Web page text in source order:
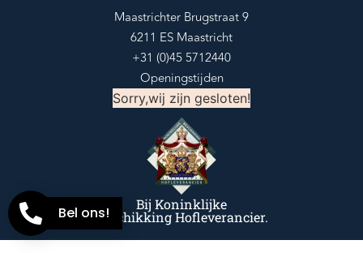
Maastrichter Brugstraat 9
6211 ES Maastricht
+31 (0)45 5712440
Openingstijden
Sorry,wij zijn gesloten!
Bij Koninklijke
Beschikking Hofleverancier.
Bel ons!